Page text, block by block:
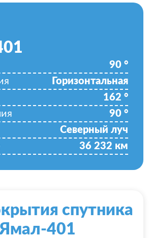
90 °
Горизонтальная
162 °
90 °
Северный луч
36 232 км
спутника
401